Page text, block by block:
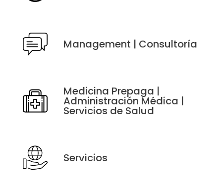
Management | Consultoría
Medicina Prepaga |
Administración Médica |
Servicios de Salud
Servicios